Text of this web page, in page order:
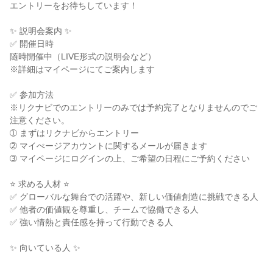
エントリーをお待ちしています！
✨ 説明会案内 ✨
✅ 開催日時
随時開催中（LIVE形式の説明会など）
※詳細はマイページにてご案内します
✅ 参加方法
※リクナビでのエントリーのみでは予約完了となりませんのでご
注意ください。
➀ まずはリクナビからエントリー
➁ マイぺージアカウントに関するメールが届きます
➂ マイページにログインの上、ご希望の日程にご予約ください
⭐ 求める人材 ⭐
✅ グローバルな舞台での活躍や、新しい価値創造に挑戦できる人
✅ 他者の価値観を尊重し、チームで協働できる人
✅ 強い情熱と責任感を持って行動できる人
✨ 向いている人 ✨